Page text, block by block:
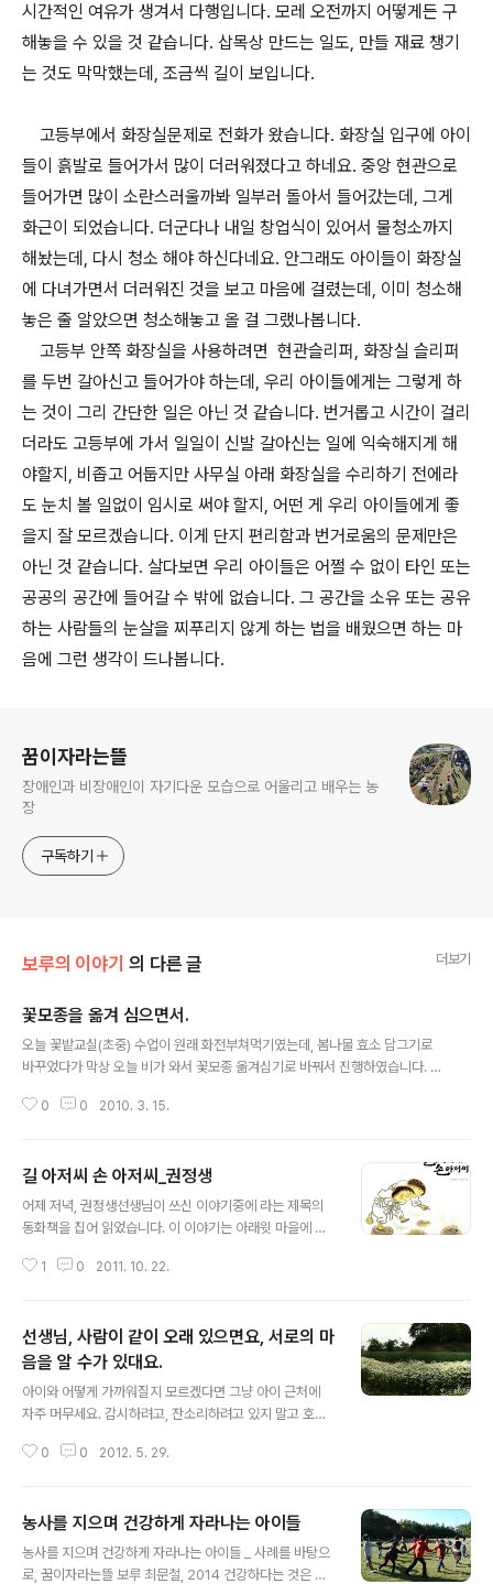
시간적인 여유가 생겨서 다행입니다. 모레 오전까지 어떻게든 구
해놓을 수 있을 것 같습니다. 삽목상 만드는 일도, 만들 재료 챙기
는 것도 막막했는데, 조금씩 길이 보입니다.
고등부에서 화장실문제로 전화가 왔습니다. 화장실 입구에 아이
들이 흙발로 들어가서 많이 더러워졌다고 하네요. 중앙 현관으로
들어가면 많이 소란스러울까봐 일부러 돌아서 들어갔는데, 그게
화근이 되었습니다. 더군다나 내일 창업식이 있어서 물청소까지
해놨는데, 다시 청소 해야 하신다네요. 안그래도 아이들이 화장실
에 다녀가면서 더러워진 것을 보고 마음에 걸렸는데, 이미 청소해
놓은 줄 알았으면 청소해놓고 올 걸 그랬나봅니다.
고등부 안쪽 화장실을 사용하려면 현관슬리퍼, 화장실 슬리퍼
를 두번 갈아신고 들어가야 하는데, 우리 아이들에게는 그렇게 하
는 것이 그리 간단한 일은 아닌 것 같습니다. 번거롭고 시간이 걸리
더라도 고등부에 가서 일일이 신발 갈아신는 일에 익숙해지게 해
야할지, 비좁고 어둡지만 사무실 아래 화장실을 수리하기 전에라
도 눈치 볼 일없이 임시로 써야 할지, 어떤 게 우리 아이들에게 좋
을지 잘 모르겠습니다. 이게 단지 편리함과 번거로움의 문제만은
아닌 것 같습니다. 살다보면 우리 아이들은 어쩔 수 없이 타인 또는
공공의 공간에 들어갈 수 밖에 없습니다. 그 공간을 소유 또는 공유
하는 사람들의 눈살을 찌푸리지 않게 하는 법을 배웠으면 하는 마
음에 그런 생각이 드나봅니다.
꿈이자라는뜰
장애인과 비장애인이 자기다운 모습으로 어울리고 배우는 농
장
구독하기
보루의 이야기 의 다른 글 더보기
꽃모종을 옮겨 심으면서.
오늘 꽃밭교실(초중) 수업이 원래 화전부쳐먹기였는데, 봄나물 효소 담그기로
바꾸었다가 막상 오늘 비가 와서 꽃모종 옮겨심기로 바꿔서 진행하였습니다. 아
심으면서 흙으로 꽃모종을 다 덮어버리지는 않을까? 처음엔 염려가 되었지만,
시 손을 댄 경우는 얼마 되지 않았습니다. 이렇게 아이들의 관찰력이나 손놀림
이 의외로 섬세하다는 것을 발견할 때면, 잠깐이지만 '의외'라고 생각했던 제 자
신이 부끄러워집니다. 꽃모종 옮겨심는 일이 싫타며, 작업이 끝난 폿트를 옮기
0 0 2010. 3. 15.
길 아저씨 손 아저씨_권정생
어제 저녁, 권정생선생님이 쓰신 이야기중에 라는 제목의
동화책을 집어 읽었습니다. 이 이야기는 아래윗 마을에 사
가 만나, 서로 의지하고 더불어 일하면서 즐겁게 살아간다
습니다. 머지않은 날에 이 동화 속 이야기를 우리 마을에서
두 눈으로 직접 볼 수 있는 날이 온다면, 또 얼마나 좋을까
하는 생각이 들어서 가슴이 두근두근거리기도 했습니다.
짧은 이야기에 적지않은 격려와 희망을 전해 받았습니다.
역시 권정생선생님이십니다. 고마워요, 선생님! 따로 허락
을 받지 않아도, 선생님께서는 크게 뭐라하시지 않으실 거
1 0 2011. 10. 22.
선생님, 사람이 같이 오래 있으면요, 서로의 마
음을 알 수가 있대요.
아이와 어떻게 가까워질지 모르겠다면 그냥 아이 근처에
자주 머무세요. 감시하려고, 잔소리하려고 있지 말고 호기
여다보세요. 애착을 만드는 첫번째 열쇠, 근접성입니다. 가
트윗에서 인용해왔습니다. 마을이라는 그렇게 크지도 작지
도 않은 공간 안에서 마을샘들이 우리 아이들과 가까이 그
리고 아주 오래동안 함께 머무를 수 만 있다면 그것만으로
0 0 2012. 5. 29.
농사를 지으며 건강하게 자라나는 아이들
농사를 지으며 건강하게 자라나는 아이들 _ 사례를 바탕으
로, 꿈이자라는뜰 보루 최문철, 2014 건강하다는 것은 무